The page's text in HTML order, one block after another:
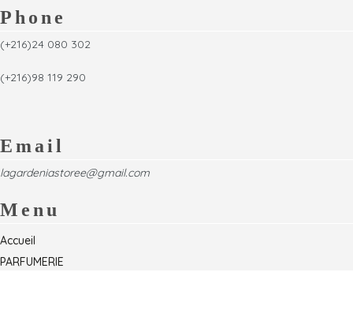
Phone
(+216)24 080 302
(+216)98 119 290
Email
lagardeniastoree@gmail.com
Menu
Accueil
PARFUMERIE